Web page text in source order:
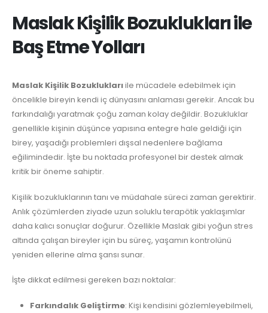
Maslak Kişilik Bozuklukları ile
Baş Etme Yolları
Maslak Kişilik Bozukluklarıile mücadele edebilmek için
öncelikle bireyin kendi iç dünyasını anlaması gerekir. Ancak bu
farkındalığı yaratmak çoğu zaman kolay değildir. Bozukluklar
genellikle kişinin düşünce yapısına entegre hale geldiği için
birey, yaşadığı problemleri dışsal nedenlere bağlama
eğilimindedir. İşte bu noktada profesyonel bir destek almak
kritik bir öneme sahiptir.
Kişilik bozukluklarının tanı ve müdahale süreci zaman gerektirir.
Anlık çözümlerden ziyade uzun soluklu terapötik yaklaşımlar
daha kalıcı sonuçlar doğurur. Özellikle Maslak gibi yoğun stres
altında çalışan bireyler için bu süreç, yaşamın kontrolünü
yeniden ellerine alma şansı sunar.
İşte dikkat edilmesi gereken bazı noktalar:
Farkındalık Geliştirme: Kişi kendisini gözlemleyebilmeli,